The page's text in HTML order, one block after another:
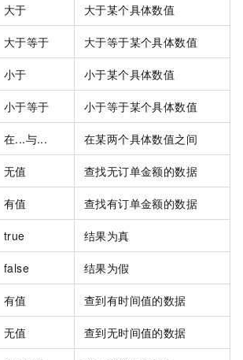
大于 大于某个具体数值
大于等于 大于等于某个具体数值
小于 小于某个具体数值
小于等于 小于等于某个具体数值
在...与... 在某两个具体数值之间
无值 查找无订单金额的数据
有值 查找有订单金额的数据
true 结果为真
false 结果为假
有值 查到有时间值的数据
无值 查到无时间值的数据